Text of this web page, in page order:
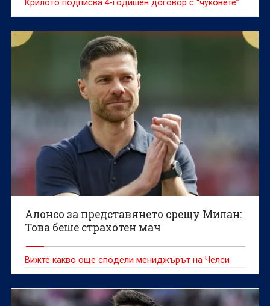
Крилото подписва 4-годишен договор с “чуковете”
Алонсо за представянето срещу Милан:
Това беше страхотен мач
Вижте какво още сподели мениджърът на Челси